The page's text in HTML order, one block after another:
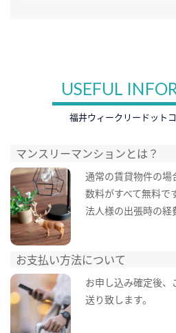
USEFUL
福井ウィークリードット
マンスリーマンションとは？
通常の賃貸物件の
数料がすべて無料で
法人様の出張時の経
お支払い方法について
お申し込み確定後
送り致します。